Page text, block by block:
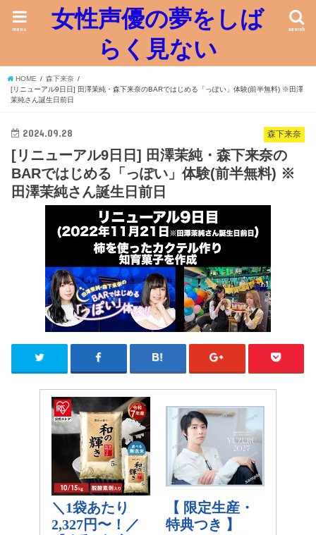
女性声優の夢をしば
らく見ない
search
menu
HOME
森下来奈
[リニューアル9日日] 田澤茉純・森下来奈のBARではじめる「っぽい」体験(前半無料) ※田澤
茉純さん誕生日前日
森下来奈
2024.09.28
[リニューアル9日日] 田澤茉純・森下来奈の
BARではじめる「っぽい」体験(前半無料) ※
田澤茉純さん誕生日前日